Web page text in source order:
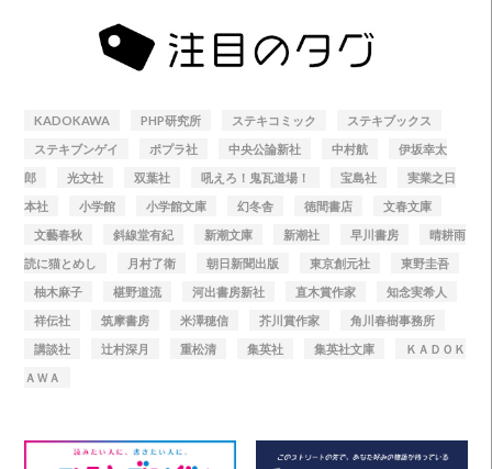
KADOKAWA PHP研究所 ステキコミック
ステキブックス
ステキブンゲイ
ポプラ社 中央公論新社 中村航
伊坂幸太
郎
光文社 双葉社 吼えろ！鬼瓦道場！ 宝島社
実業之日
本社
小学館 小学館文庫 幻冬舎 徳間書店
文春文庫
文藝春秋
斜線堂有紀 新潮文庫 新潮社 早川書房
晴耕雨
読に猫とめし
月村了衛 朝日新聞出版 東京創元社
東野圭吾
柚木麻子
椹野道流 河出書房新社 直木賞作家
知念実希人
祥伝社
筑摩書房 米澤穂信 芥川賞作家
角川春樹事務所
講談社
辻村深月 重松清 集英社 集英社文庫
ＫＡＤＯＫ
ＡＷＡ